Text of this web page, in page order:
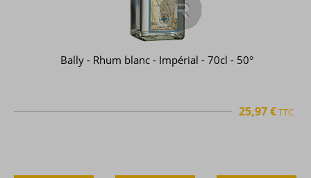
Bally - Rhum blanc - Impérial - 70cl - 50°
25,97 €TTC